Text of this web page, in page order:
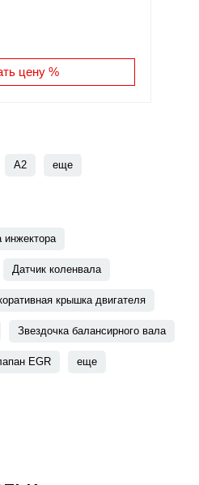
цену %
A2 еще
инжектора
Датчик коленвала
крышка двигателя
Звездочка балансирного вала
EGR еще